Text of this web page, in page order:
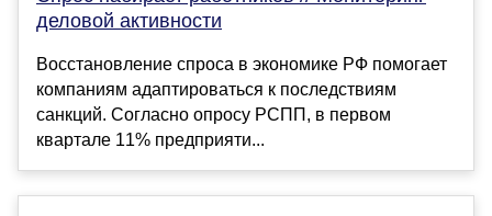
деловой активности
Восстановление спроса в экономике РФ помогает
компаниям адаптироваться к последствиям
санкций. Согласно опросу РСПП, в первом
квартале 11% предприяти...